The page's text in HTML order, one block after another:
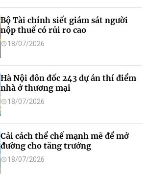
Bộ Tài chính siết giám sát người
nộp thuế có rủi ro cao
18/07/2026
Hà Nội đôn đốc 243 dự án thí điểm
nhà ở thương mại
18/07/2026
Cải cách thể chế mạnh mẽ để mở
đường cho tăng trưởng
18/07/2026